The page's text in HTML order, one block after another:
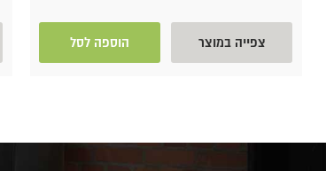
צפייה במוצר הוספה לסל